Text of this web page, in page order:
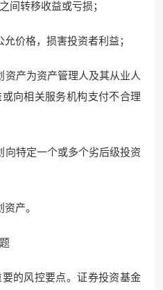
间转移收益或亏损；
价格，损害投资者利益；
资产为资产管理人及其从业人
向相关服务机构支付不合理
向特定一个或多个劣后级投资
产。
的风控要点。证券投资基金